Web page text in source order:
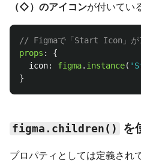
（◇）のアイコンが付いてい
// Figmaで「Start Icon」が
props :
{
icon: figma. instance( '
}
figma.children() を
プロパティとしては定義され